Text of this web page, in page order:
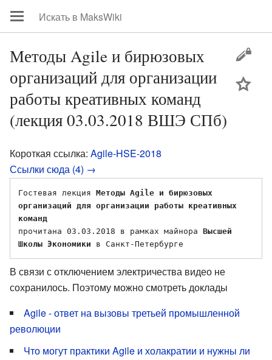
Методы Agile и бирюзовых
организаций для организации
работы креативных команд
(лекция 03.03.2018 ВШЭ СПб)
Короткая ссылка: Agile-HSE-2018
Ссылки сюда (4) →
Гостевая лекция Методы Agile и бирюзовых
организаций для организации работы креативных
команд
прочитана 03.03.2018 в рамках майнора Высшей
Школы Экономики
В связи с отключением электричества видео не
сохранилось. Поэтому можно смотреть доклады
Agile - ответ на вызовы третьей промышленной
революции
Что могут практики Agile и холакратии и нужны ли